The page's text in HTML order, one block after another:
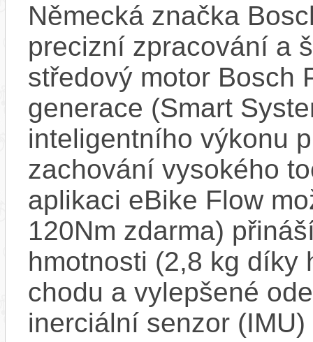
Německá značka
precizní zpracování a
středový motor Bosch
generace (Smart
inteligentního výkonu
zachování vysokého
aplikaci eBike Flow
120Nm zdarma)
hmotnosti (2,8 kg díky
chodu a vylepšené
inerciální senzor